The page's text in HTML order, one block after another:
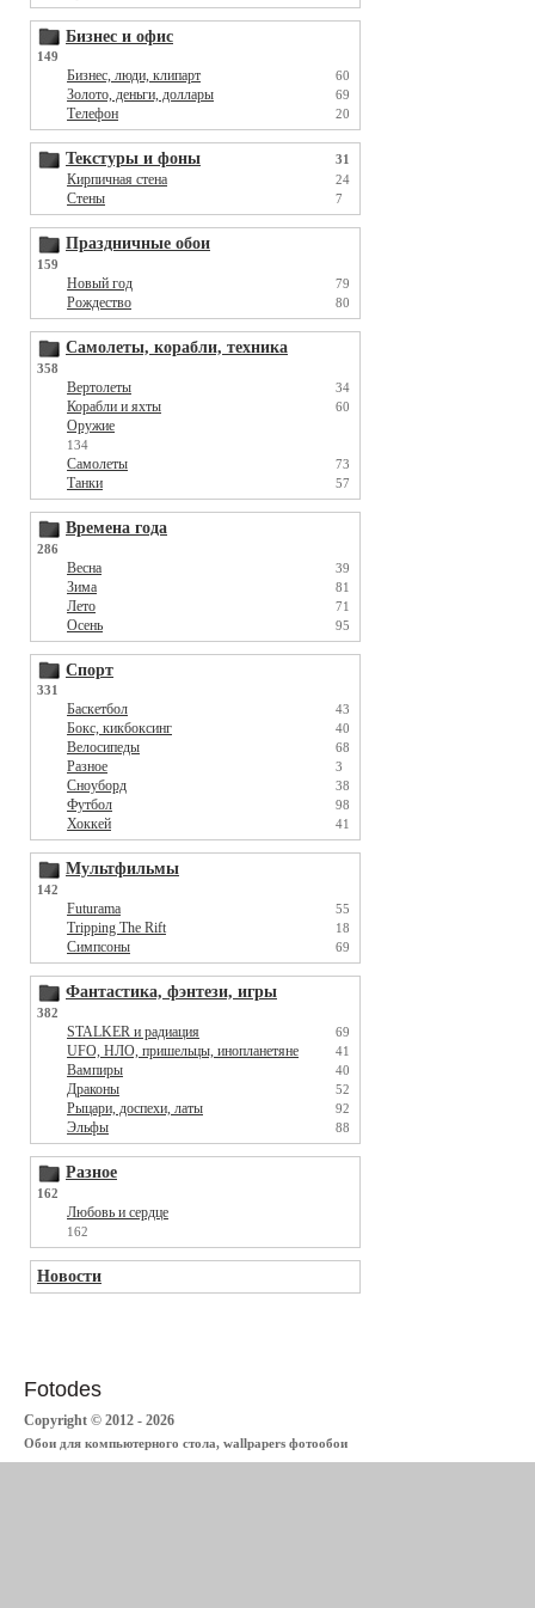
Бизнес и офис
149
Бизнес, люди, клипарт 60
Золото, деньги, доллары 69
Телефон 20
Текстуры и фоны 31
Кирпичная стена 24
Стены 7
Праздничные обои
159
Новый год 79
Рождество 80
Самолеты, корабли, техника
358
Вертолеты 34
Корабли и яхты 60
Оружие
134
Самолеты 73
Танки 57
Времена года
286
Весна 39
Зима 81
Лето 71
Осень 95
Спорт
331
Баскетбол 43
Бокс, кикбоксинг 40
Велосипеды 68
Разное 3
Сноуборд 38
Футбол 98
Хоккей 41
Мультфильмы
142
Futurama 55
Tripping The Rift 18
Симпсоны 69
Фантастика, фэнтези, игры
382
STALKER и радиация 69
UFO, НЛО, пришельцы, инопланетяне 41
Вампиры 40
Драконы 52
Рыцари, доспехи, латы 92
Эльфы 88
Разное
162
Любовь и сердце
162
Новости
Fotodes
Copyright © 2012 - 2026
Обои для компьютерного стола, wallpapers фотообои